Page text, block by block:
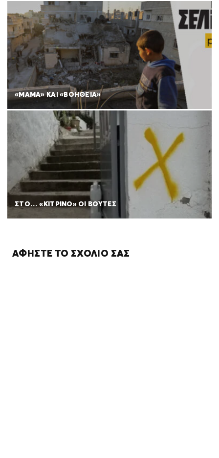
«ΜΑΜΑ» ΚΑΙ «ΒΟΗΘΕΙΑ»
ΣΤΟ… «ΚΙΤΡΙΝΟ» ΟΙ ΒΟΥΤΕΣ
ΑΦΉΣΤΕ ΤΟ ΣΧΌΛΙΌ ΣΑΣ